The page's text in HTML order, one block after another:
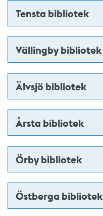
Tensta bibliotek
Vällingby bibliotek
Älvsjö bibliotek
Årsta bibliotek
Örby bibliotek
Östberga bibliotek